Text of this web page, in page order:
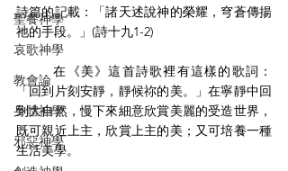
聖餐神學
哀歌神學
教會論
身體神學
邪惡神學
詩篇的記載：「諸天述說神的榮耀，穹蒼傳揚
祂的手段。」(詩十九1-2)
	在《美》這首詩歌裡有這樣的歌詞：
「回到片刻安靜，靜候祢的美。」在寧靜中回
到大自然，慢下來細意欣賞美麗的受造世界，
既可親近上主，欣賞上主的美；又可培養一種
生活美學。